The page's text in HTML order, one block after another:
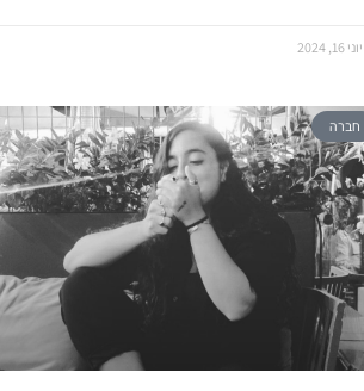
יוני 16, 2024
חברה